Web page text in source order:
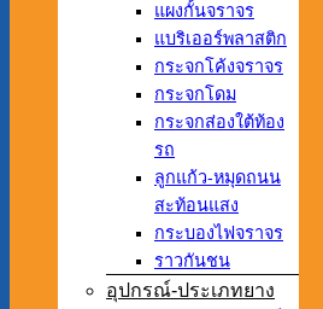
แผงกั้นจราจร
แบริเออร์พลาสติก
กระจกโค้งจราจร
กระจกโดม
กระจกส่องใต้ท้อง
รถ
ลูกแก้ว-หมุดถนน
สะท้อนแสง
กระบองไฟจราจร
ราวกันชน
อุปกรณ์-ประเภทยาง